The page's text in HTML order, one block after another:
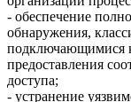
- обеспечение
обнаружения,
подключающимися
предоставления
доступа;
- устранение